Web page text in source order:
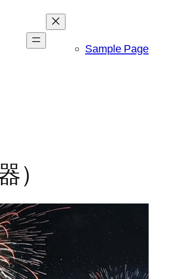
Sample Page
）